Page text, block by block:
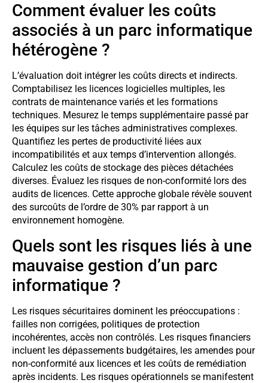
Comment évaluer les coûts
associés à un parc informatique
hétérogène ?
L’évaluation doit intégrer les coûts directs et indirects.
Comptabilisez les licences logicielles multiples, les
contrats de maintenance variés et les formations
techniques. Mesurez le temps supplémentaire passé par
les équipes sur les tâches administratives complexes.
Quantifiez les pertes de productivité liées aux
incompatibilités et aux temps d’intervention allongés.
Calculez les coûts de stockage des pièces détachées
diverses. Évaluez les risques de non-conformité lors des
audits de licences. Cette approche globale révèle souvent
des surcoûts de l’ordre de 30% par rapport à un
environnement homogène.
Quels sont les risques liés à une
mauvaise gestion d’un parc
informatique ?
Les risques sécuritaires dominent les préoccupations :
failles non corrigées, politiques de protection
incohérentes, accès non contrôlés. Les risques financiers
incluent les dépassements budgétaires, les amendes pour
non-conformité aux licences et les coûts de remédiation
après incidents. Les risques opérationnels se manifestent